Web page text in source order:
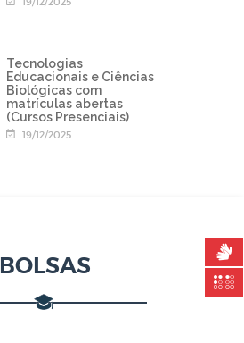
Tecnologias
Educacionais e Ciências
Biológicas com
matrículas abertas
(Cursos Presenciais)
19/12/2025
BOLSAS